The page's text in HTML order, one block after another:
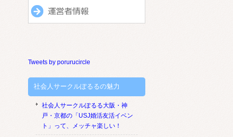
Tweets by porurucircle
社会人サークルぽるるの魅力
社会人サークルぽるる大阪・神
戸・京都の「USJ婚活友活イベン
ト」って、メッチャ楽しい！